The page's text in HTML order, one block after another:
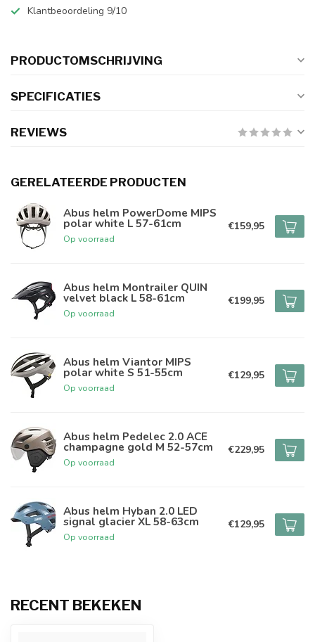
Klantbeoordeling 9/10
PRODUCTOMSCHRIJVING
SPECIFICATIES
REVIEWS
GERELATEERDE PRODUCTEN
Abus helm PowerDome MIPS
polar white L 57-61cm
Op voorraad
€159,95
Abus helm Montrailer QUIN
velvet black L 58-61cm
Op voorraad
€199,95
Abus helm Viantor MIPS
polar white S 51-55cm
Op voorraad
€129,95
Abus helm Pedelec 2.0 ACE
champagne gold M 52-57cm
Op voorraad
€229,95
Abus helm Hyban 2.0 LED
signal glacier XL 58-63cm
Op voorraad
€129,95
RECENT BEKEKEN